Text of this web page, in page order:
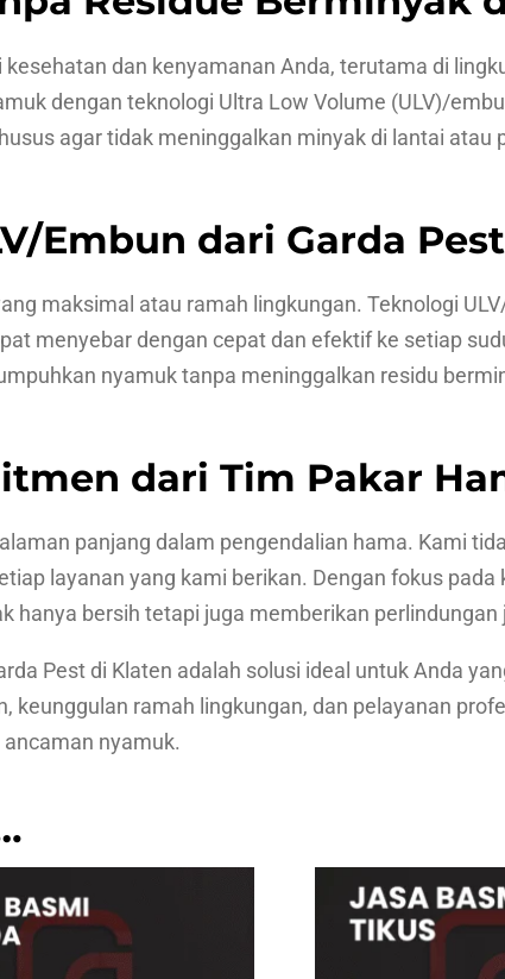
dan kenyamanan Anda, terutama di
dengan teknologi Ultra Low Volume (ULV)/
agar tidak meninggalkan minyak di lantai
Embun dari Garda Pest
maksimal atau ramah lingkungan. Teknologi
menyebar dengan cepat dan efektif ke setiap
nyamuk tanpa meninggalkan residu
dari Tim Pakar
panjang dalam pengendalian hama. Kami
layanan yang kami berikan. Dengan fokus
hanya bersih tetapi juga memberikan
Pest di Klaten adalah solusi ideal untuk Anda
keunggulan ramah lingkungan, dan pelayanan
nyamuk.